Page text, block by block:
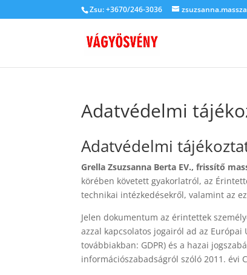
Zsu: +3670/246-3036
Adatvédelmi
Adatvédelmi
Grella Zsuzsanna Berta EV., frissítő
körében követett gyakorlatról, az
technikai intézkedésekről, valamint az
Jelen dokumentum az érintettek
azzal kapcsolatos jogairól ad az
továbbiakban: GDPR) és a hazai
információszabadságról szóló 2011. évi